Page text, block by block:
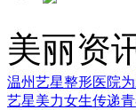
美丽资
温州艺星整形医院
艺星美力女生传递